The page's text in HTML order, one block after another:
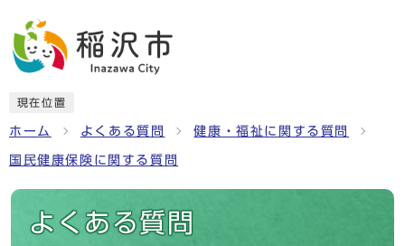
現在位置
ホーム よくある質問 健康・福祉に関する質問
国民健康保険に関する質問
よくある質問